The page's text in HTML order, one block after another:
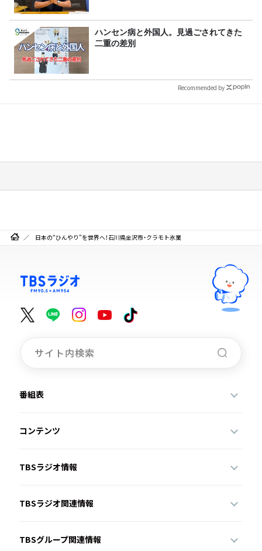
ハンセン病と外国人。見過ごされてきた
二重の差別
Recommended by
日本の“ひんやり”を世界へ！石川県金沢市・クラモト氷業
番組表
コンテンツ
TBSラジオ情報
TBSラジオ関連情報
TBSグループ関連情報